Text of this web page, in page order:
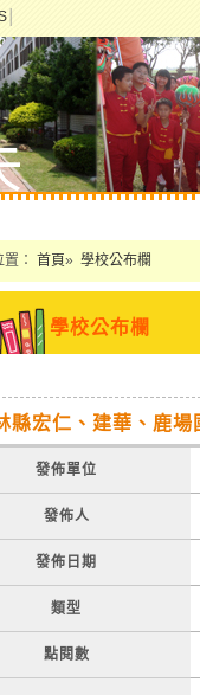
： 首頁» 學校公布欄
學校公布欄
縣宏仁、建華、鹿
發佈單位
發佈人
發佈日期
類型
點閱數